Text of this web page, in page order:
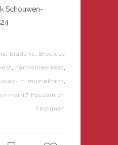
Schouwen-
braderie
Brouwse
harmonieorkest
play-in muziektent
17 Feesten en
Festijnen